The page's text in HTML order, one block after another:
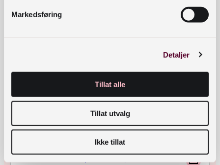
Markedsføring
Detaljer
Tillat alle
Tillat utvalg
Ikke tillat
Bøker av nordiske forfattere
Filmer for barn og unge
Filmer for voksne
Liste over filmer på litauisk, til utskrift